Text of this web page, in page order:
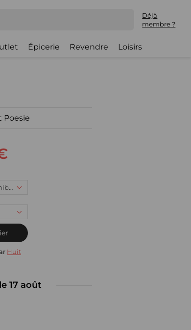
Déjà
membre ?
Épicerie Revendre Loisirs
Poesie
XL, 49,00 € : (Disponible)
Huit
17 août